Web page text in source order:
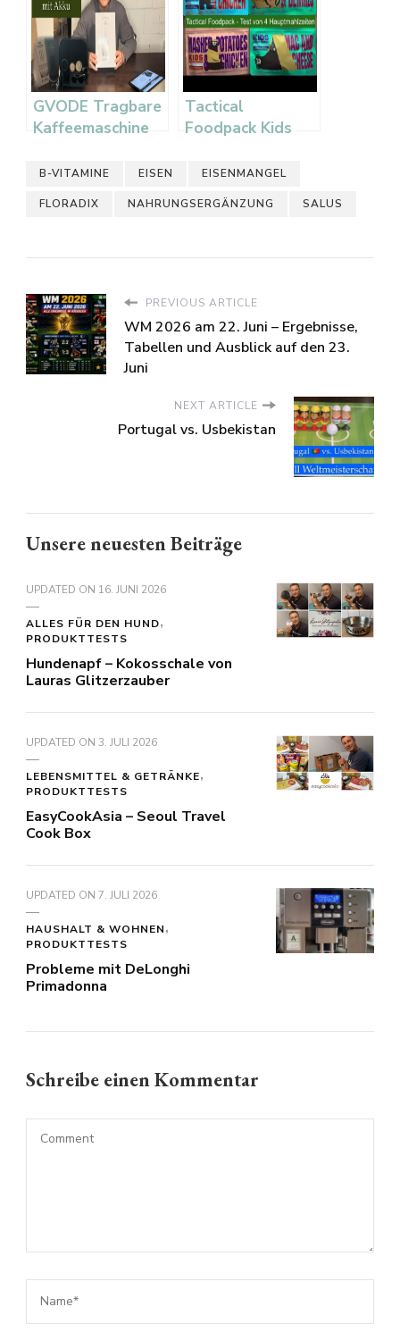
GVODE Tragbare
Kaffeemaschine
Tactical
Foodpack Kids
Notfallnahrung
für Kinder im
Praxis-Test
B-VITAMINE EISEN EISENMANGEL
FLORADIX NAHRUNGSERGÄNZUNG SALUS
PREVIOUS ARTICLE
WM 2026 am 22. Juni – Ergebnisse,
Tabellen und Ausblick auf den 23.
Juni
NEXT ARTICLE
Portugal vs. Usbekistan
Unsere neuesten Beiträge
UPDATED ON 16. JUNI 2026
ALLES FÜR DEN HUND
PRODUKTTESTS
Hundenapf – Kokosschale von
Lauras Glitzerzauber
UPDATED ON 3. JULI 2026
LEBENSMITTEL & GETRÄNKE
PRODUKTTESTS
EasyCookAsia – Seoul Travel
Cook Box
UPDATED ON 7. JULI 2026
HAUSHALT & WOHNEN
PRODUKTTESTS
Probleme mit DeLonghi
Primadonna
Schreibe einen Kommentar